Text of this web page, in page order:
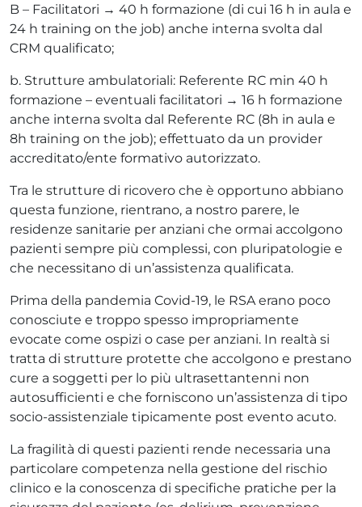
B – Facilitatori → 40 h formazione (di cui 16 h in aula e
24 h training on the job) anche interna svolta dal
CRM qualificato;
b. Strutture ambulatoriali: Referente RC min 40 h
formazione – eventuali facilitatori → 16 h formazione
anche interna svolta dal Referente RC (8h in aula e
8h training on the job); effettuato da un provider
accreditato/ente formativo autorizzato.
Tra le strutture di ricovero che è opportuno abbiano
questa funzione, rientrano, a nostro parere, le
residenze sanitarie per anziani che ormai accolgono
pazienti sempre più complessi, con pluripatologie e
che necessitano di un’assistenza qualificata.
Prima della pandemia Covid-19, le RSA erano poco
conosciute e troppo spesso impropriamente
evocate come ospizi o case per anziani. In realtà si
tratta di strutture protette che accolgono e prestano
cure a soggetti per lo più ultrasettantenni non
autosufficienti e che forniscono un’assistenza di tipo
socio-assistenziale tipicamente post evento acuto.
La fragilità di questi pazienti rende necessaria una
particolare competenza nella gestione del rischio
clinico e la conoscenza di specifiche pratiche per la